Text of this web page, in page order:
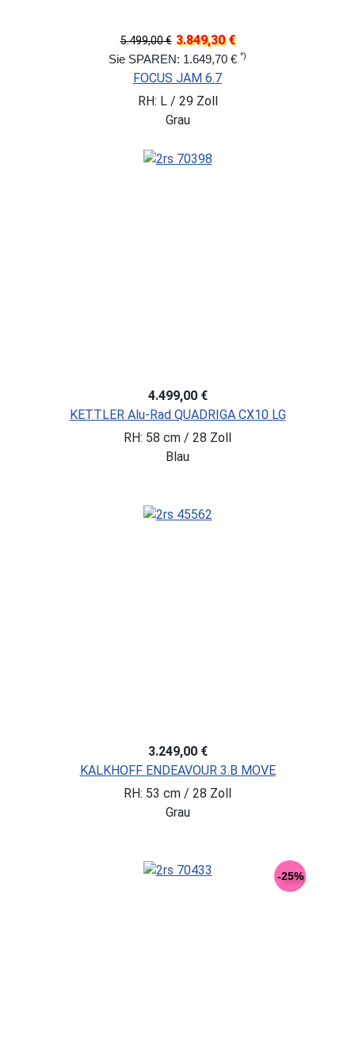
5.499,00 € 3.849,30 €
Sie SPAREN: 1.649,70 € *)
FOCUS JAM 6.7
RH: L / 29 Zoll
Grau
4.499,00 €
KETTLER Alu-Rad QUADRIGA CX10 LG
RH: 58 cm / 28 Zoll
Blau
3.249,00 €
KALKHOFF ENDEAVOUR 3.B MOVE
RH: 53 cm / 28 Zoll
Grau
-25%